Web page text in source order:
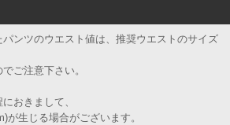
ンツのウエスト値は、推奨ウエストのサイズ
ご注意下さい。
おきまして、
が生じる場合がございます。